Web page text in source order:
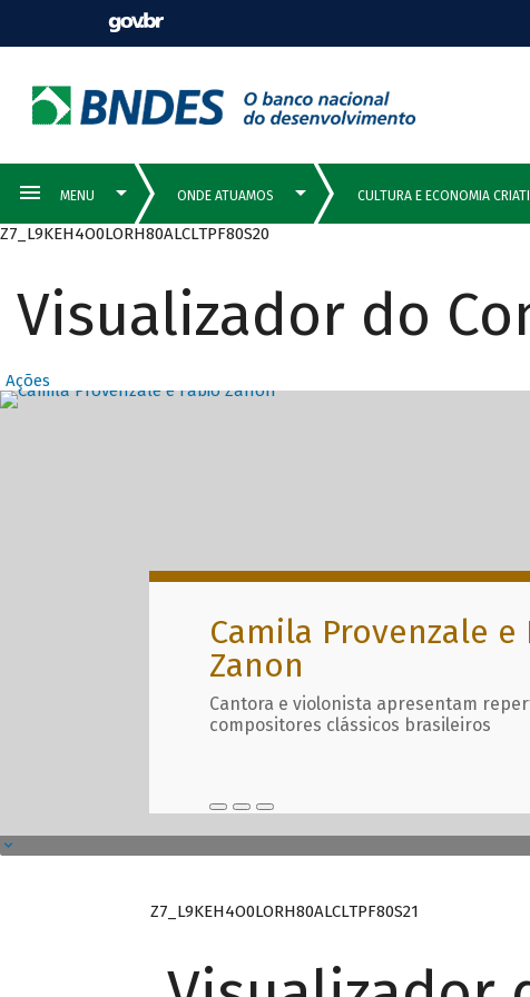
Z7_L9KEH4O0LORH80ALCLTPF80S20
Visualizador do
Ações
Destaques
Camila Provenzale e
Zanon
Cantora e violonista apresentam
compositores clássicos brasileiros
Z7_L9KEH4O0LORH80ALCLTPF80S21